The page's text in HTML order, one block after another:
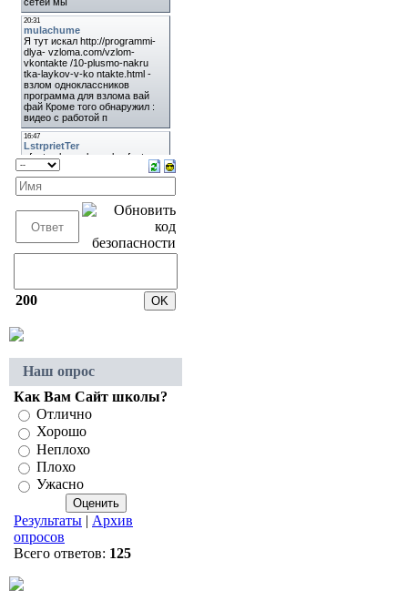
200
Наш опрос
Как Вам Сайт школы?
Отлично
Хорошо
Неплохо
Плохо
Ужасно
Результаты | Архив
опросов
Всего ответов: 125